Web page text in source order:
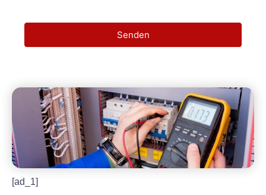
Senden
[ad_1]